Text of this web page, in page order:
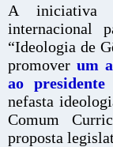
A iniciativa
internacional
“Ideologia de
promoverum
ao
nefasta
Comum
proposta